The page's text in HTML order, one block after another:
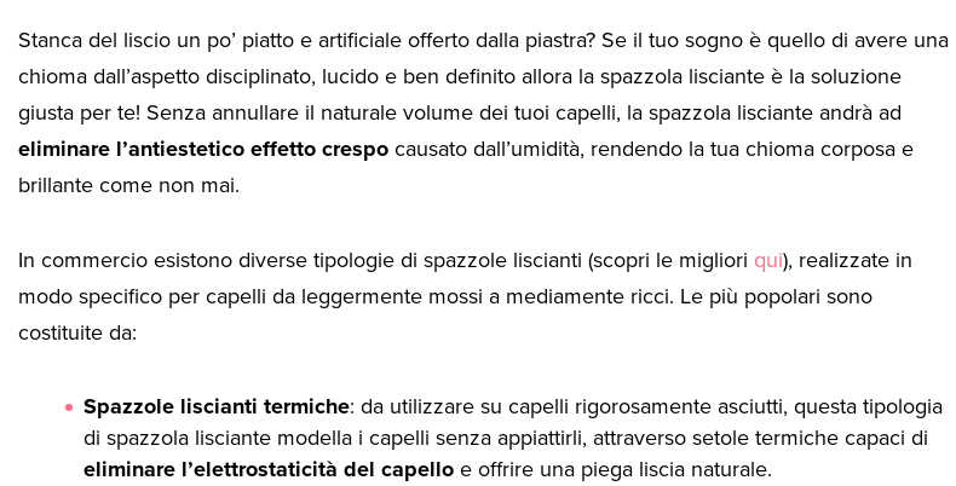
Stanca del liscio un po’ piatto e artificiale offerto dalla piastra? Se il tuo sogno è quello di avere una
chioma dall’aspetto disciplinato, lucido e ben definito allora la spazzola lisciante è la soluzione
giusta per te! Senza annullare il naturale volume dei tuoi capelli, la spazzola lisciante andrà ad
eliminare l’antiestetico effetto crespocausato dall’umidità, rendendo la tua chioma corposa e
brillante come non mai.
In commercio esistono diverse tipologie di spazzole liscianti (scopri le migliori qui), realizzate in
modo specifico per capelli da leggermente mossi a mediamente ricci. Le più popolari sono
costituite da:
Spazzole liscianti termiche: da utilizzare su capelli rigorosamente asciutti, questa tipologia
di spazzola lisciante modella i capelli senza appiattirli, attraverso setole termiche capaci di
eliminare l’elettrostaticità del capelloe offrire una piega liscia naturale.